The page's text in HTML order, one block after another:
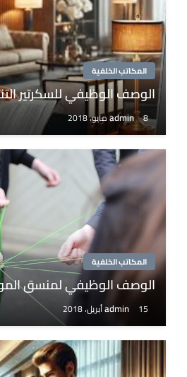
المكاتب الخلفية
الوصف الوظيفي للسكرتير
admin 8 مايو، 2018
المكاتب الخلفية
الوصف الوظيفي لمنسق
admin 15 أبريل، 2018